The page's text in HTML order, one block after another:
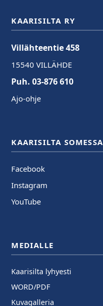
KAARISILTA RY
Villähteentie 458
15540 VILLÄHDE
Puh. 03-876 610
Ajo-ohje
KAARISILTA SOMESSA
Facebook
Instagram
YouTube
MEDIALLE
Kaarisilta lyhyesti
WORD/PDF
Kuvagalleria